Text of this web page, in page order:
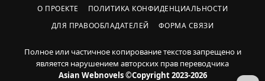
О ПРОЕКТЕ
ПОЛИТИКА КОНФИДЕНЦИАЛЬНОСТИ
ДЛЯ ПРАВООБЛАДАТЕЛЕЙ
ФОРМА СВЯЗИ
Полное или частичное копирование текстов запрещено и
является нарушением авторских прав переводчика
Asian Webnovels ©Copyright 2023-2026